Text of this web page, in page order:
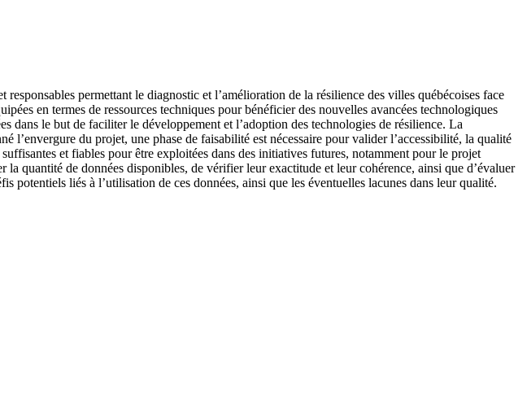
permettant le diagnostic et l’amélioration de la résilience des villes québécoises face
en termes de ressources techniques pour bénéficier des nouvelles avancées technologiques
dans le but de faciliter le développement et l’adoption des technologies de résilience. La
du projet, une phase de faisabilité est nécessaire pour valider l’accessibilité, la qualité
et fiables pour être exploitées dans des initiatives futures, notamment pour le projet
quantité de données disponibles, de vérifier leur exactitude et leur cohérence, ainsi que d’évaluer
liés à l’utilisation de ces données, ainsi que les éventuelles lacunes dans leur qualité.